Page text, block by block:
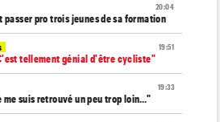
20:04
pro trois jeunes de sa formation
19:51
tellement génial d'être cycliste"
19:33
me suis retrouvé un peu trop loin…"